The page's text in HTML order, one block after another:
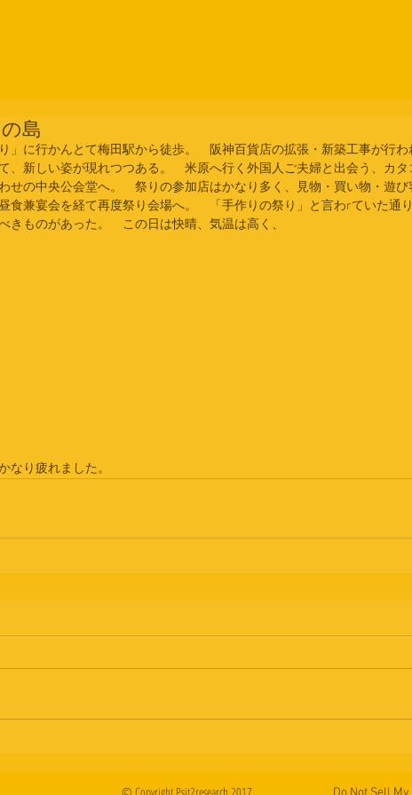
島
り」に行かんとて梅田駅から徒歩。　阪神百貨店の拡張・新築工事が行
、新しい姿が現れつつある。　米原へ行く外国人ご夫婦と出会う、カ
せの中央公会堂へ。　祭りの参加店はかなり多く、見物・買い物・遊
食兼宴会を経て再度祭り会場へ。　「手作りの祭り」と言わrていた通
きものがあった。　この日は快晴、気温は高く、
なり疲れました。